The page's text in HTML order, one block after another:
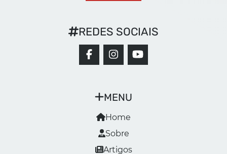
MENU
Home
Sobre
Artigos
REDES SOCIAIS